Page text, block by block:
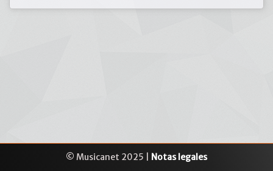
© Musicanet 2025 | Notas legales